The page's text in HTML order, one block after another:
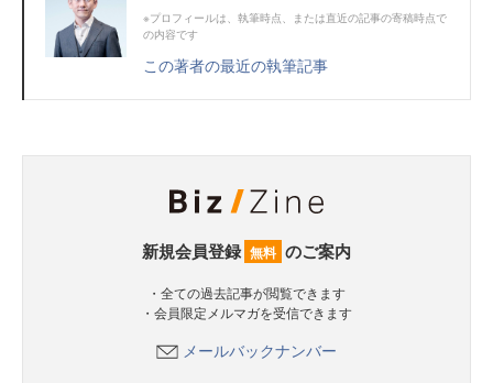
※プロフィールは、執筆時点、または直近の記事の寄稿時点で
の内容です
この著者の最近の執筆記事
新規会員登録 無料 のご案内
・全ての過去記事が閲覧できます
・会員限定メルマガを受信できます
メールバックナンバー